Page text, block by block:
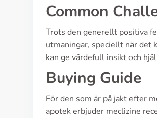
Common
Trots den generellt positiva
utmaningar, speciellt när det
kan ge värdefull insikt och
Buying Guide
För den som är på jakt efter
apotek erbjuder meclizine